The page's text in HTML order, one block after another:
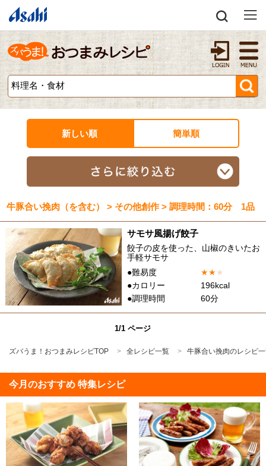
新しい順 簡単順
牛豚合い挽肉（を含む） > その他創作 > 調理時間：60分 1品
サモサ風揚げ餃子
餃子の皮を使った、山椒のきいたお
手軽サモサ
●難易度
★★★
●カロリー
196kcal
●調理時間
60分
1/1 ページ
ズバうま！おつまみレシピTOP 全レシピ一覧 牛豚合い挽肉のレシピ
今月のおすすめ 特集レシピ